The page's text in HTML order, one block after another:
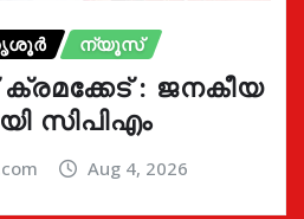
ന്യൂസ്
: ജനകീയ
സിപിഎം
Aug 4, 2026